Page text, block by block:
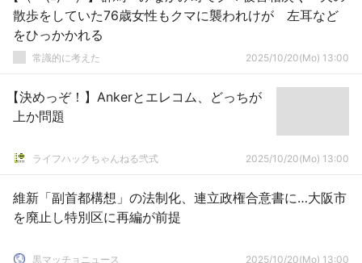
散歩をしていた76歳女性もクマに襲われけが 左耳など
をひっかかれる
常識的に考えた 2025/10/20(Mo) 13:00
【決めっぞ！】Ankerとエレコム、どっちが
上か問題
ライフハックちゃんねる弐式 2025/10/20(Mo) 13:00
維新「副首都構想」の法制化、連立政権合意書に…大阪市
を廃止し特別区に再編が前提
黒マッチョニュース 2025/10/20(Mo) 13:00